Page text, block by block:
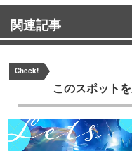
関連記事
Check!
このスポット